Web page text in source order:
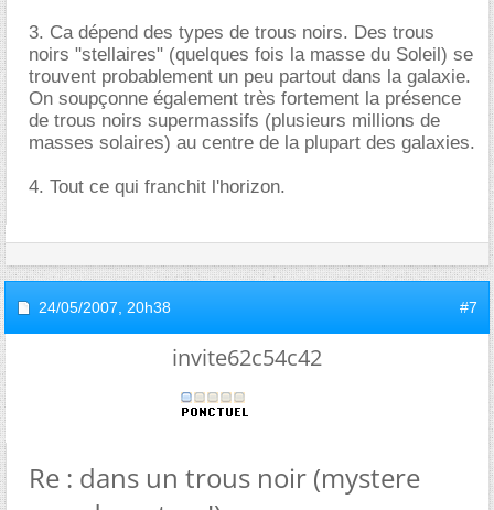
3. Ca dépend des types de trous noirs. Des trous
noirs "stellaires" (quelques fois la masse du Soleil) se
trouvent probablement un peu partout dans la galaxie.
On soupçonne également très fortement la présence
de trous noirs supermassifs (plusieurs millions de
masses solaires) au centre de la plupart des galaxies.
4. Tout ce qui franchit l'horizon.
24/05/2007, 20h38 #7
invite62c54c42
Re : dans un trous noir (mystere